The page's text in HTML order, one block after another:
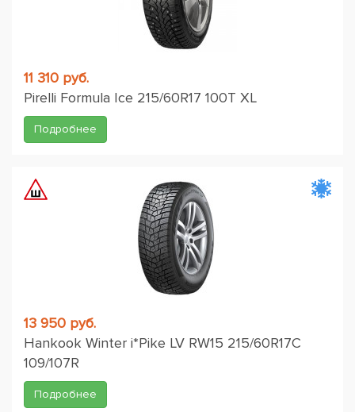
11 310 руб.
Pirelli Formula Ice 215/60R17 100T XL
Подробнее
13 950 руб.
Hankook Winter i*Pike LV RW15 215/60R17C
109/107R
Подробнее